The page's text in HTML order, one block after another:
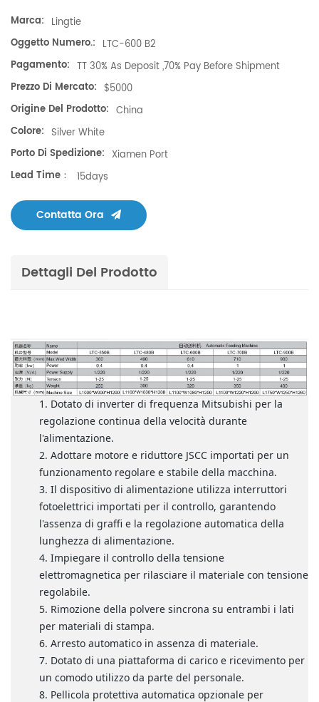
Marca: Lingtie
Oggetto Numero.: LTC-600 B2
Pagamento: TT 30% As Deposit ,70% Pay Before Shipment
Prezzo Di Mercato: $5000
Origine Del Prodotto: China
Colore: Silver White
Porto Di Spedizione: Xiamen Port
Lead Time：
15days
Contatta Ora
Dettagli Del Prodotto
Dotato di inverter di frequenza Mitsubishi per la
regolazione continua della velocità durante
l'alimentazione.
Adottare motore e riduttore JSCC importati per un
funzionamento regolare e stabile della macchina.
Il dispositivo di alimentazione utilizza interruttori
fotoelettrici importati per il controllo, garantendo
l'assenza di graffi e la regolazione automatica della
lunghezza di alimentazione.
Impiegare il controllo della tensione
elettromagnetica per rilasciare il materiale con tensione
regolabile.
Rimozione della polvere sincrona su entrambi i lati
per materiali di stampa.
Arresto automatico in assenza di materiale.
Dotato di una piattaforma di carico e ricevimento per
un comodo utilizzo da parte del personale.
Pellicola protettiva automatica opzionale per